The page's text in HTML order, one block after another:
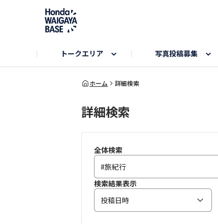
トークエリア
旅とドライブエリア
Nシリーズエリア
インターペット参加者エリア
写真投稿募集
ハロウィンアルバム
未来に残したい日本の絶景
自慢のHonda車
お知らせ コミュニティガイド
Hondaキャンプ
USER'S VOICE
カーラインアップ
ホーム 詳細検索
詳細検索
全体検索
検索結果表示
投稿日時